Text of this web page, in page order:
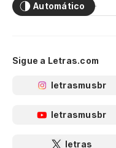
Automático
Sigue a Letras.com
letrasmusbr
letrasmusbr
letras